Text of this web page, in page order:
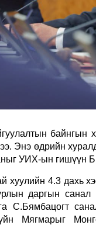
байнгын
Энэ өдрийн
УИХ-ын гишүүн
хуулийн 4.3 дахь
даргын
С.Бямбацогт
Мягмарыг